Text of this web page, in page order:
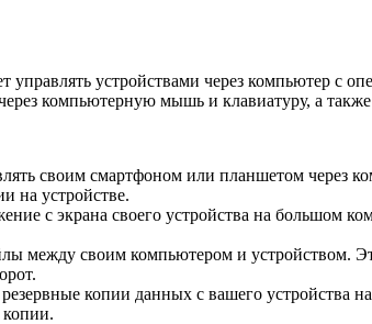
устройствами через компьютер
компьютерную мышь и клавиатуру, а
своим смартфоном или планшетом через
на устройстве.
с экрана своего устройства на большом
между своим компьютером и устройством.
копии данных с вашего устройства